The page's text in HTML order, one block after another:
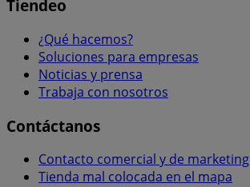
Tiendeo
¿Qué hacemos?
Soluciones para empresas
Noticias y prensa
Trabaja con nosotros
Contáctanos
Contacto comercial y de marketing
Tienda mal colocada en el mapa